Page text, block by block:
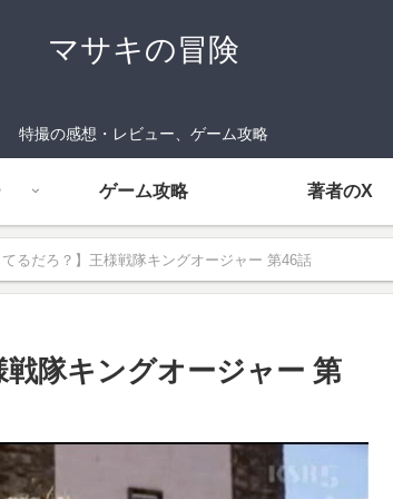
マサキの冒険
特撮の感想・レビュー、ゲーム攻略
ゲーム攻略 著者のX
てるだろ？】王様戦隊キングオージャー 第46話
戦隊キングオージャー 第